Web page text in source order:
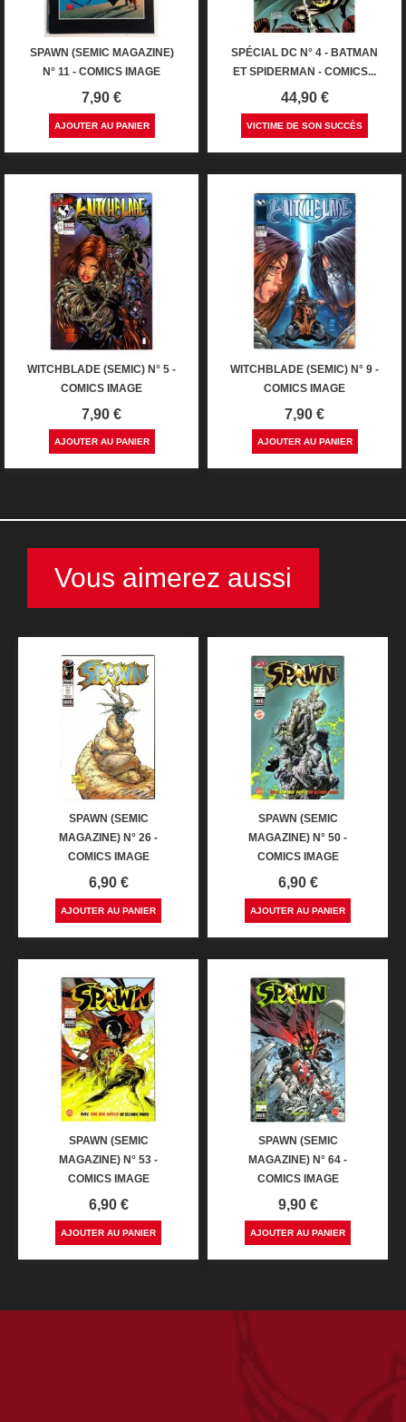
SPAWN (SEMIC MAGAZINE)
N° 11 - COMICS IMAGE
Prix
7,90 €
AJOUTER AU PANIER
SPÉCIAL DC N° 4 - BATMAN
ET SPIDERMAN - COMICS...
Prix
44,90 €
VICTIME DE SON SUCCÈS
WITCHBLADE (SEMIC) N° 5 -
COMICS IMAGE
Prix
7,90 €
AJOUTER AU PANIER
WITCHBLADE (SEMIC) N° 9 -
COMICS IMAGE
Prix
7,90 €
AJOUTER AU PANIER
Vous aimerez aussi
SPAWN (SEMIC
MAGAZINE) N° 26 -
COMICS IMAGE
Prix
6,90 €
AJOUTER AU PANIER
SPAWN (SEMIC
MAGAZINE) N° 50 -
COMICS IMAGE
Prix
6,90 €
AJOUTER AU PANIER
SPAWN (SEMIC
MAGAZINE) N° 53 -
COMICS IMAGE
Prix
6,90 €
AJOUTER AU PANIER
SPAWN (SEMIC
MAGAZINE) N° 64 -
COMICS IMAGE
Prix
9,90 €
AJOUTER AU PANIER